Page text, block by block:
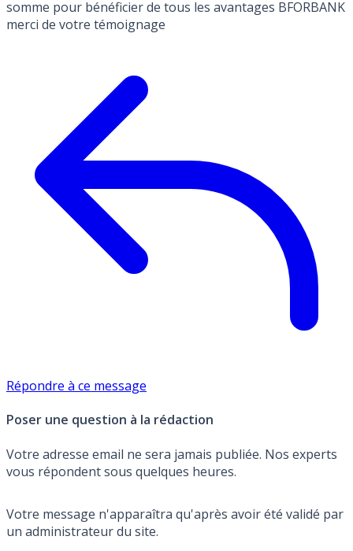
somme pour bénéficier de tous les avantages BFORBANK
merci de votre témoignage
Répondre à ce message
Poser une question à la rédaction
Votre adresse email ne sera jamais publiée. Nos experts
vous répondent sous quelques heures.
Votre message n'apparaîtra qu'après avoir été validé par
un administrateur du site.